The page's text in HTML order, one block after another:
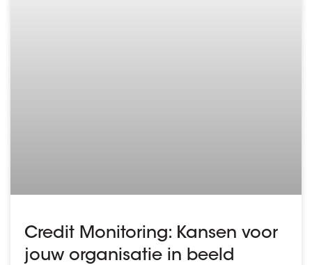
Credit Monitoring: Kansen voor
jouw organisatie in beeld